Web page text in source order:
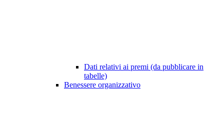
Dati relativi ai premi (da pubblicare in
tabelle)
Benessere organizzativo